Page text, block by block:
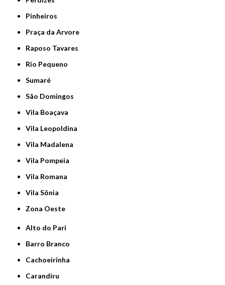
Pinheiros
Praça da Arvore
Raposo Tavares
Rio Pequeno
Sumaré
São Domingos
Vila Boaçava
Vila Leopoldina
Vila Madalena
Vila Pompeia
Vila Romana
Vila Sônia
Zona Oeste
Alto do Pari
Barro Branco
Cachoeirinha
Carandiru